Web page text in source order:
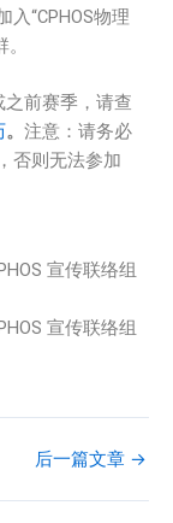
“CPHOS物理
前赛季，请查
。 注意：请务必
否则无法参加
宣传联络组
宣传联络组
后一篇文章 →